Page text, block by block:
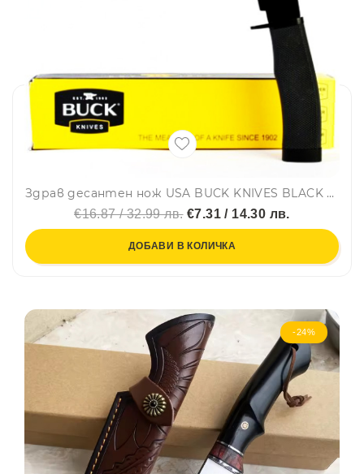
Здрав десантен нож USA BUCK KNIVES BLACK 009, тактически
€16.87 / 32.99 лв.€7.31 / 14.30 лв.
ДОБАВИ В КОЛИЧКА
-24%